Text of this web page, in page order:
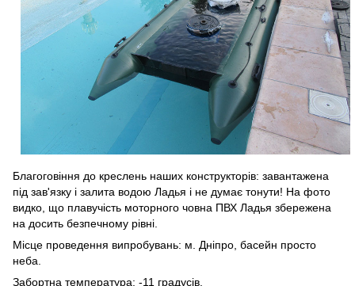
Благоговіння до креслень наших конструкторів: завантажена
під зав'язку і залита водою Ладья і не думає тонути! На фото
видко, що плавучість моторного човна ПВХ Ладья збережена
на досить безпечному рівні.
Місце проведення випробувань: м. Дніпро, басейн просто
неба.
Забортна температура: -11 градусів.